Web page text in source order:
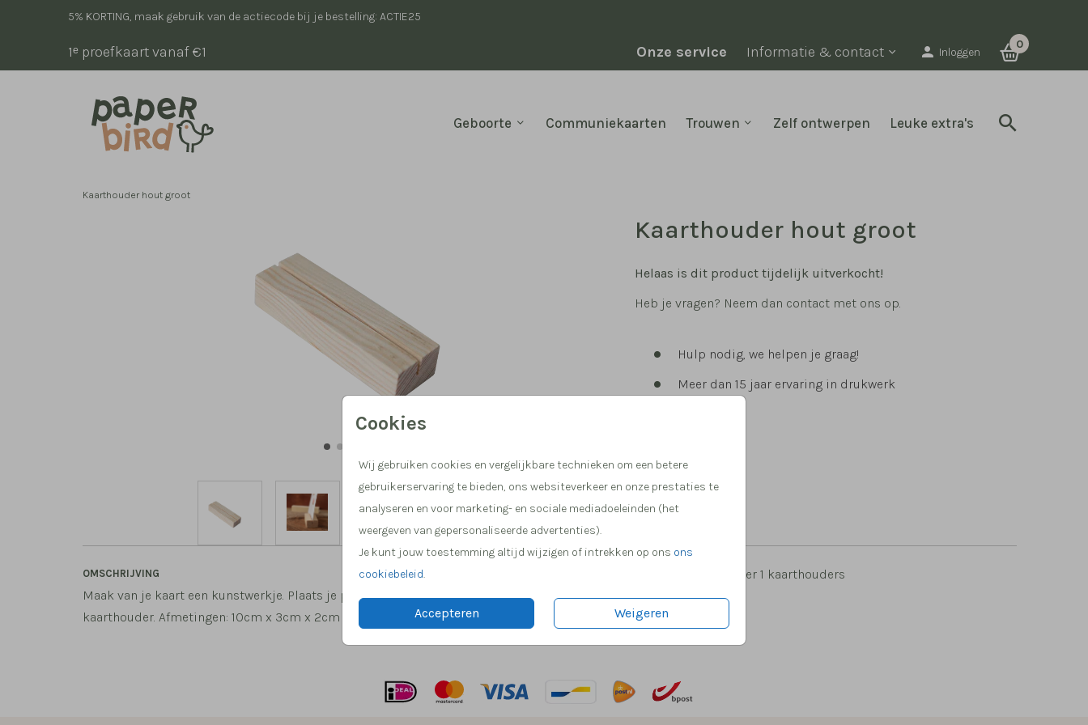
5% KORTING, maak gebruik van de actiecode bij je bestelling: ACTIE25
1ᵉ proefkaart vanaf €1 Onze service Informatie & contact Inloggen
0
Geboorte Communiekaarten Trouwen Zelf ontwerpen Leuke extra's
Cookies
Wij gebruiken cookies en vergelijkbare technieken om een betere
gebruikerservaring te bieden, ons websiteverkeer en onze prestaties te
analyseren en voor marketing- en sociale mediadoeleinden (het
weergeven van gepersonaliseerde advertenties).
Je kunt jouw toestemming altijd wijzigen of intrekken op ons ons
cookiebeleid.
Accepteren Weigeren
Kaarthouder hout groot
Kaarthouder hout groot
Helaas is dit product tijdelijk uitverkocht!
Heb je vragen? Neem dan contact met ons op.
Hulp nodig, we helpen je graag!
Meer dan 15 jaar ervaring in drukwerk
OMSCHRIJVING
Maak van je kaart een kunstwerkje. Plaats je persoonlijke kaart in een mooie houten
kaarthouder. Afmetingen: 10cm x 3cm x 2cm (lxbxh)
per 1 kaarthouders